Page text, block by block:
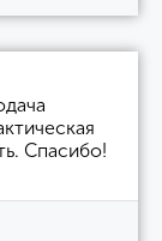
Спасибо!